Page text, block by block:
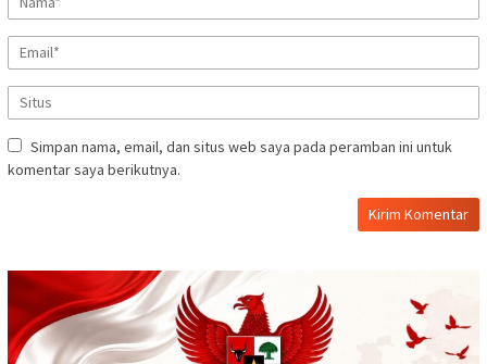
Simpan nama, email, dan situs web saya pada peramban ini untuk
komentar saya berikutnya.